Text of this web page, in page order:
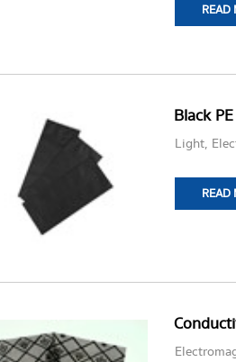
READ
Black
Light,
READ